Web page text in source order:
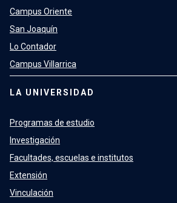
Campus Oriente
San Joaquín
Lo Contador
Campus Villarrica
LA UNIVERSIDAD
Programas de estudio
Investigación
Facultades, escuelas e institutos
Extensión
Vinculación